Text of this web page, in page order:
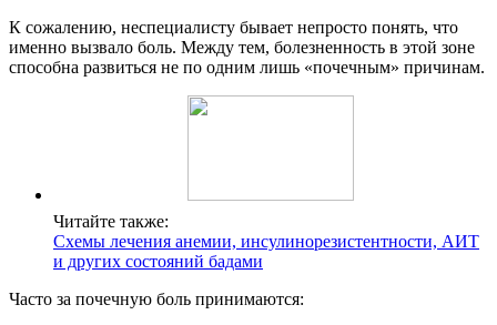
К сожалению, неспециалисту бывает непросто понять, что
именно вызвало боль. Между тем, болезненность в этой зоне
способна развиться не по одним лишь «почечным» причинам.
Читайте также:
Схемы лечения анемии, инсулинорезистентности, АИТ
и других состояний бадами
Часто за почечную боль принимаются: